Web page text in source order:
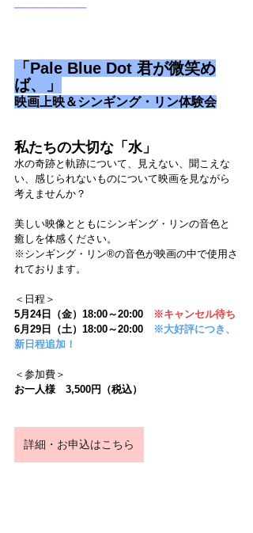
━━━━━━━
「Pale Blue Dot 君が微笑め
ば、」
映画上映＆シンギング・リン体験会
私たちの大切な「水」
水の奇跡と軌跡について、見えない、聞こえな
い、感じられないものについて映画を見ながら
考えませんか？
美しい映像とともにシンギング・リンの音色と
癒しを体感ください。
※シンギング・リン®の音色が映画の中で使用さ
れております。
＜日程＞
5月24日（金）18:00～20:00
※キャンセル待ち
6月29日（土）18:00～20:00
※大好評につき、
新日程追加！
＜参加費＞
お一人様　3,500円（税込）
詳細・お申込はこちら